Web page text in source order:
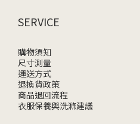
SERVICE
購物須知
尺寸測量
運送方式
退換貨政策
商品退回流程
衣服保養與洗滌建議